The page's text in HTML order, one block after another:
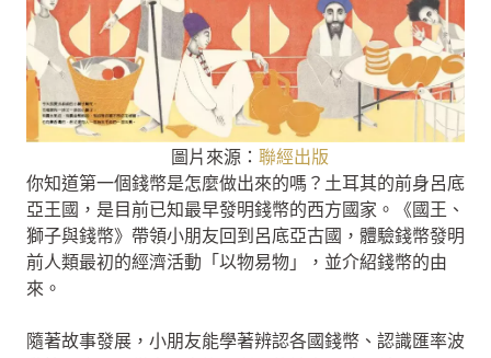
圖片來源： 聯經出版
你知道第一個錢幣是怎麼做出來的嗎？土耳其的前身呂底
亞王國，是目前已知最早發明錢幣的西方國家。《國王、
獅子與錢幣》帶領小朋友回到呂底亞古國，體驗錢幣發明
前人類最初的經濟活動「以物易物」，並介紹錢幣的由
來。
隨著故事發展，小朋友能學著辨認各國錢幣、認識匯率波